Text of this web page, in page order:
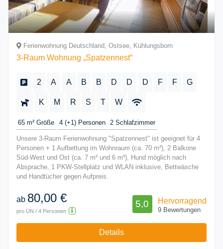
Ferienwohnung Deutschland, Ostsee, Kühlungsborn
3-Raum Wohnung „Spatzennest“
2 A A B B D D D F F G
K M R S T W
65 m² Größe 4 (+1) Personen 2 Schlafzimmer
Unsere 3-Raum Ferienwohnung "Spatzennest" ist geeignet für 4
Personen + 1 Aufbettung im Wohnraum (ca. 70 m²), 2 Balkone
Süd-West und Ost (ca. 7 m² und 6 m²), Hund möglich nach
Absprache, 1 PKW-Stellplatz und WLAN inklusive, Bettwäsche
und Handtücher gegen Aufpreis.
ab 80,00 €
pro ÜN / 4 Personen
Hervorragend
5,0
9 Bewertungen
Details